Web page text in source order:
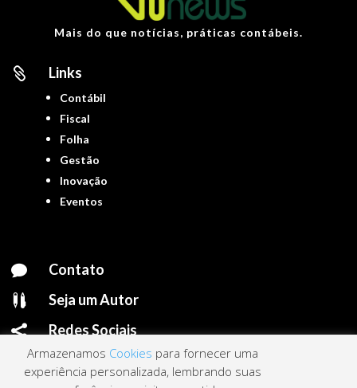
Mais do que notícias, práticas contábeis.
 Links
Contábil
Fiscal
Folha
Gestão
Inovação
Eventos
 Contato
 Seja um Autor
 Redes Sociais
Armazenamos Cookies para fornecer uma
experiência personalizada, lembrando suas